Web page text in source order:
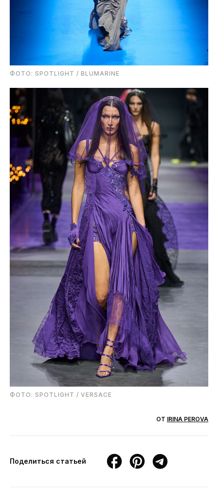
ФОТО: SPOTLIGHT / BLUMARINE
ФОТО: SPOTLIGHT / VERSACE
ОТ IRINA PEROVA
Поделиться статьей